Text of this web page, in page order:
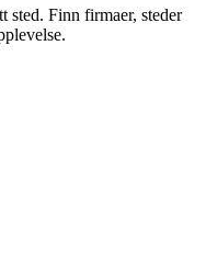
sted. Finn firmaer, steder